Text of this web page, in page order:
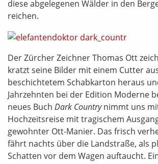
diese abgelegenen Wälder in den
reichen.
Der Zürcher Zeichner Thomas Ott
kratzt seine Bilder mit einem Cutter
beschichtetem Schabkarton heraus
Jahrzehnten bei der Edition Moderne
neues Buch Dark Countrynimmt uns
Hochzeitsreise mit tragischem
gewohnter Ott-Manier. Das frisch
fährt nachts über die Landstraße, als
Schatten vor dem Wagen auftaucht.